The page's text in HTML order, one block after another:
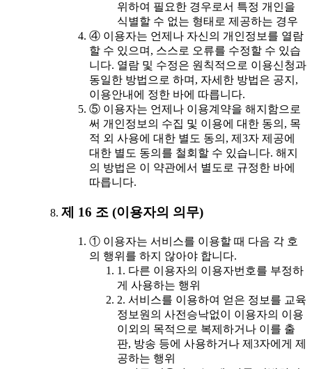
위하여 필요한 경우로서 특정 개인을
식별할 수 없는 형태로 제공하는 경우
④ 이용자는 언제나 자신의 개인정보를 열람
할 수 있으며, 스스로 오류를 수정할 수 있습
니다. 열람 및 수정은 원칙적으로 이용신청과
동일한 방법으로 하며, 자세한 방법은 공지,
이용안내에 정한 바에 따릅니다.
⑤ 이용자는 언제나 이용계약을 해지함으로
써 개인정보의 수집 및 이용에 대한 동의, 목
적 외 사용에 대한 별도 동의, 제3자 제공에
대한 별도 동의를 철회할 수 있습니다. 해지
의 방법은 이 약관에서 별도로 규정한 바에
따릅니다.
제 16 조 (이용자의 의무)
① 이용자는 서비스를 이용할 때 다음 각 호
의 행위를 하지 않아야 합니다.
1. 다른 이용자의 이용자번호를 부정하
게 사용하는 행위
2. 서비스를 이용하여 얻은 정보를 교육
정보원의 사전승낙없이 이용자의 이용
이외의 목적으로 복제하거나 이를 출
판, 방송 등에 사용하거나 제3자에게 제
공하는 행위